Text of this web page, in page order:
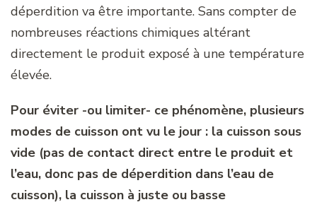
déperdition va être importante. Sans compter de
nombreuses réactions chimiques altérant
directement le produit exposé à une température
élevée.
Pour éviter -ou limiter- ce phénomène, plusieurs
modes de cuisson ont vu le jour : la cuisson sous
vide (pas de contact direct entre le produit et
l’eau, donc pas de déperdition dans l’eau de
cuisson), la cuisson à juste ou basse